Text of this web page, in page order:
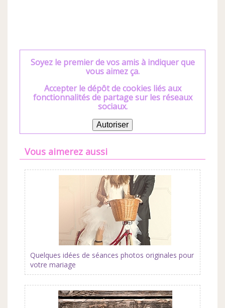
Soyez le premier de vos amis à indiquer que
vous aimez ça.
Accepter le dépôt de cookies liés aux
fonctionnalités de partage sur les réseaux
sociaux.
Autoriser
Vous aimerez aussi
Quelques idées de séances photos originales pour
votre mariage